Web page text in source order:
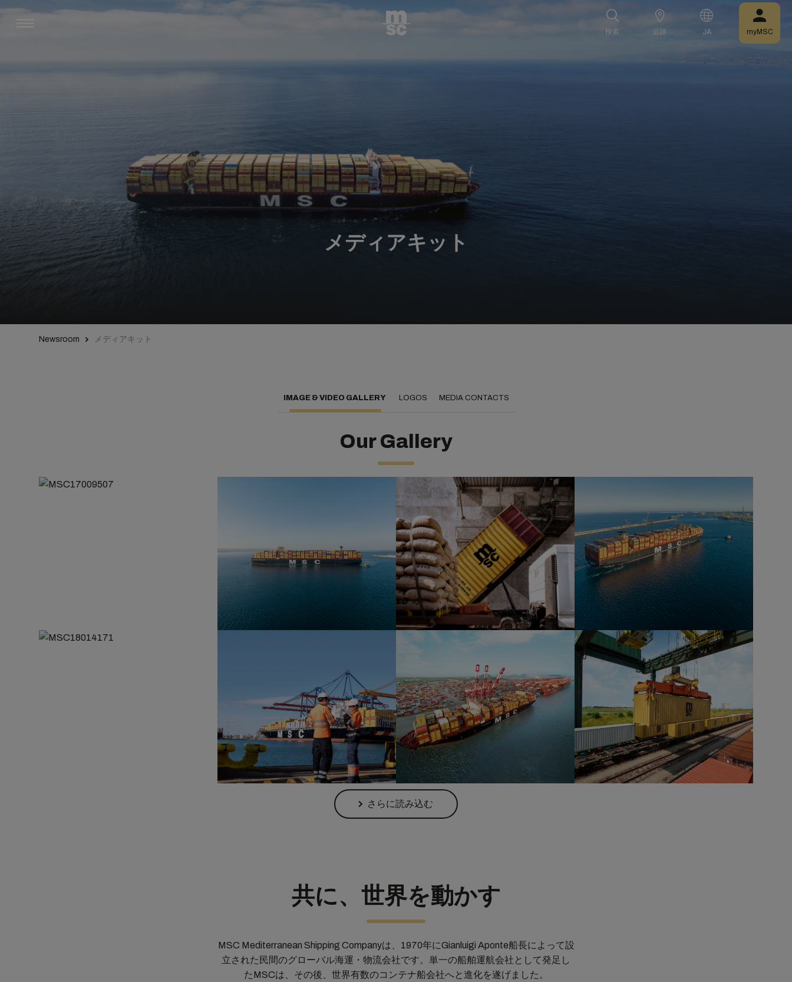
メディアキット
検索 追跡 JA myMSC
Newsroom メディアキット
IMAGE & VIDEO GALLERY LOGOS MEDIA CONTACTS
Our Gallery
MSC Michel Cappellini at sea Container being stuffed with cargo
MSC Michel Cappellini approaching
Employees supervising terminal
operations
MSC Gülsün at Shanghai terminal
MSC Container being loaded on
train
さらに読み込む
共に、世界を動かす
MSC Mediterranean Shipping Companyは、1970年にGianluigi Aponte船長によって設
立された民間のグローバル海運・物流会社です。単一の船舶運航会社として発足し
たMSCは、その後、世界有数のコンテナ船会社へと進化を遂げました。